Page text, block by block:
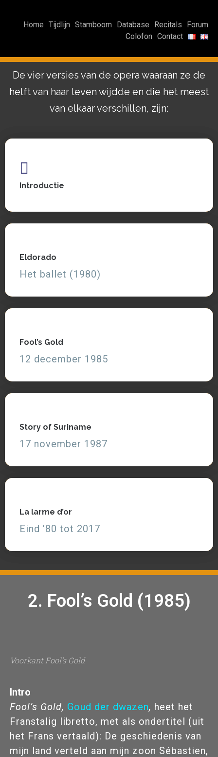
Home Tijdlijn Stamboom Database Recitals
Forum
Colofon Contact
De vier versies van de opera waaraan ze de
helft van haar leven wijdde en die het meest
van elkaar verschillen, zijn:
Introductie
Introductie
Eldorado
Het ballet (1980)
Zie, lees en luister
Fool’s Gold
12 december 1985
Story of Suriname
17 november 1987
La larme d’or
Eind ’80 tot 2017
2. Fool’s Gold (1985)
Voorkant Fool’s Gold
Intro
Fool’s Gold, Goud der dwazen, heet het
Franstalig libretto, met als ondertitel (uit
het Frans vertaald): De geschiedenis van
mijn land verteld aan mijn zoon Sébastien,